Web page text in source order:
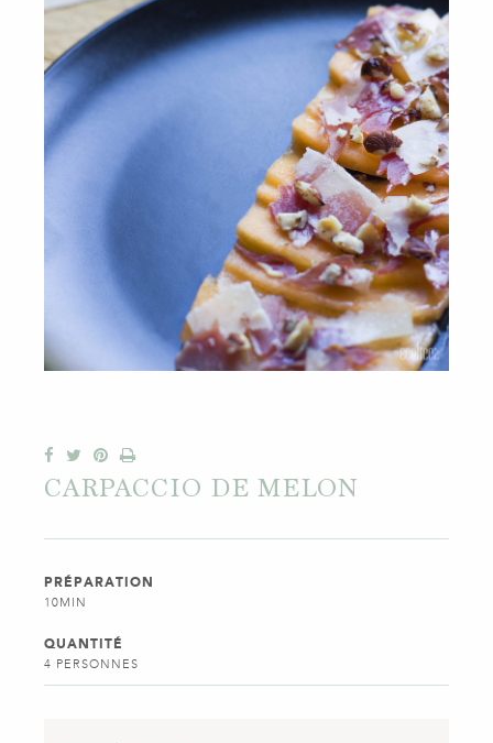
CARPACCIO DE MELON
PRÉPARATION
10MIN
QUANTITÉ
4 PERSONNES